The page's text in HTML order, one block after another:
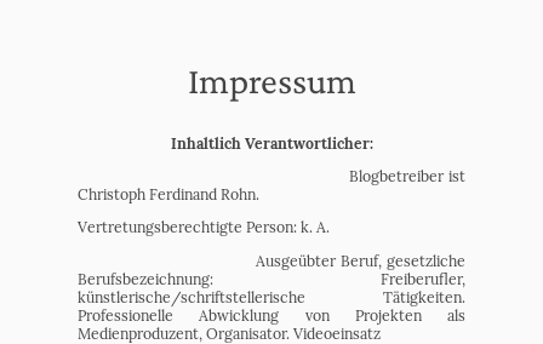
Impressum
Inhaltlich Verantwortlicher:
Blogbetreiber ist
Christoph Ferdinand Rohn.
Vertretungsberechtigte Person: k. A.
Ausgeübter Beruf, gesetzliche
Berufsbezeichnung: Freiberufler,
künstlerische/schriftstellerische Tätigkeiten.
Professionelle Abwicklung von Projekten als
Medienproduzent, Organisator. Videoeinsatz